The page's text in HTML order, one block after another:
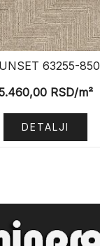
63255-850
RSD/m²
DETALJI